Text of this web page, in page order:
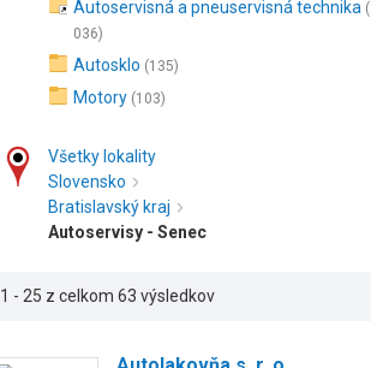
Autoservisná a pneuservisná technika
036)
Autosklo (135)
Motory (103)
Všetky lokality
Slovensko
Bratislavský kraj
Autoservisy - Senec
1 - 25 z celkom 63 výsledkov